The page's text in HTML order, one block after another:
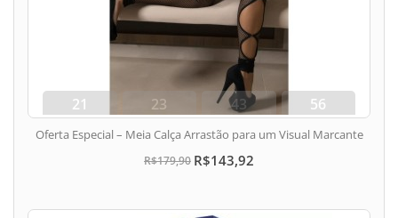
21
dias
23
hora
43
min
56
seg
Oferta Especial – Meia Calça Arrastão para um Visual Marcante
R$179,90 R$143,92